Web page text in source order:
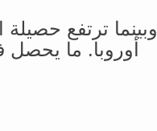
وبينما ترتفع حصيلة
أوروبا. ما يحصل